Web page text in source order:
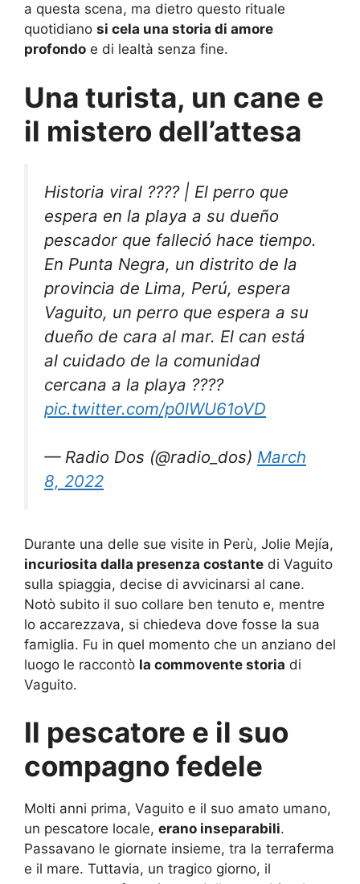
a questa scena, ma dietro questo rituale
quotidiano si cela una storia di amore
profondo e di lealtà senza fine.
Una turista, un cane e
il mistero dell’attesa
Historia viral ???? | El perro que
espera en la playa a su dueño
pescador que falleció hace tiempo.
En Punta Negra, un distrito de la
provincia de Lima, Perú, espera
Vaguito, un perro que espera a su
dueño de cara al mar. El can está
al cuidado de la comunidad
cercana a la playa ????
pic.twitter.com/p0lWU61oVD
— Radio Dos (@radio_dos) March
8, 2022
Durante una delle sue visite in Perù, Jolie Mejía,
incuriosita dalla presenza costante di Vaguito
sulla spiaggia, decise di avvicinarsi al cane.
Notò subito il suo collare ben tenuto e, mentre
lo accarezzava, si chiedeva dove fosse la sua
famiglia. Fu in quel momento che un anziano del
luogo le raccontò la commovente storia di
Vaguito.
Il pescatore e il suo
compagno fedele
Molti anni prima, Vaguito e il suo amato umano,
un pescatore locale, erano inseparabili.
Passavano le giornate insieme, tra la terraferma
e il mare. Tuttavia, un tragico giorno, il